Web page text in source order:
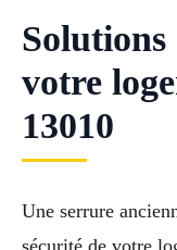
votre
13010
Une serrure
sécurité de votre